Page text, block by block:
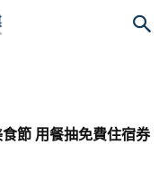
節 用餐抽免費住宿券